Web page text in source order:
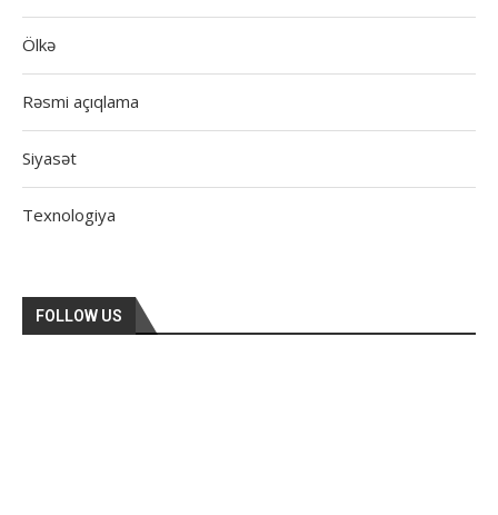
Ölkə
Rəsmi açıqlama
Siyasət
Texnologiya
FOLLOW US